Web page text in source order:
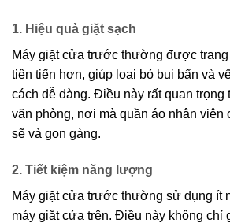
1. Hiệu quả giặt sạch
Máy giặt cửa trước thường được
tiên tiến hơn, giúp loại bỏ bụi bẩn và
cách dễ dàng. Điều này rất quan trọng
văn phòng, nơi mà quần áo nhân viên
sẽ và gọn gàng.
2. Tiết kiệm năng lượng
Máy giặt cửa trước thường sử dụng ít
máy giặt cửa trên. Điều này không chỉ